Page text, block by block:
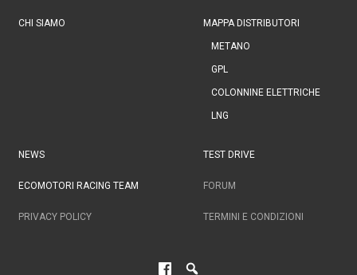
CHI SIAMO MAPPA DISTRIBUTORI
METANO
GPL
COLONNINE ELETTRICHE
LNG
NEWS TEST DRIVE
ECOMOTORI RACING TEAM FORUM
PRIVACY POLICY TERMINI E CONDIZIONI